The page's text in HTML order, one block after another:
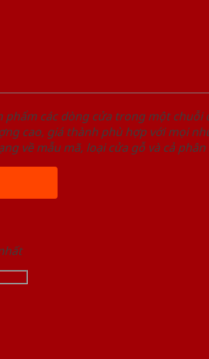
các dòng cửa trong một chuỗi
cao, giá thành phù hợp với mọi
về mẫu mã, loại cửa gỗ và cả